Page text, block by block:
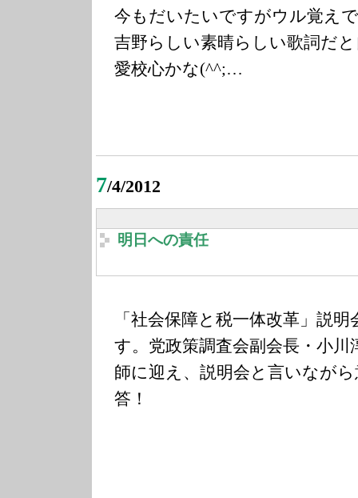
今もだいたいですがウル覚え
吉野らしい素晴らしい歌詞だ
愛校心かな(^^;…
7/4/2012
明日への責任
「社会保障と税一体改革」説
す。党政策調査会副会長・小川
師に迎え、説明会と言いなが
答！